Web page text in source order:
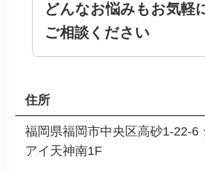
どんなお悩みもお気軽
ご相談ください
住所
福岡県福岡市中央区高砂1-22-6
アイ天神南1F